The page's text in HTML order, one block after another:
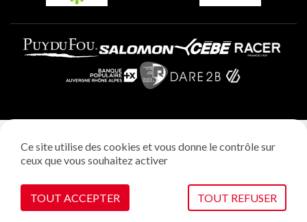
Gestion des cookies
Ce site utilise des cookies et vous donne le contrôle sur
ceux que vous souhaitez activer
TOUT ACCEPTER TOUT REFUSER